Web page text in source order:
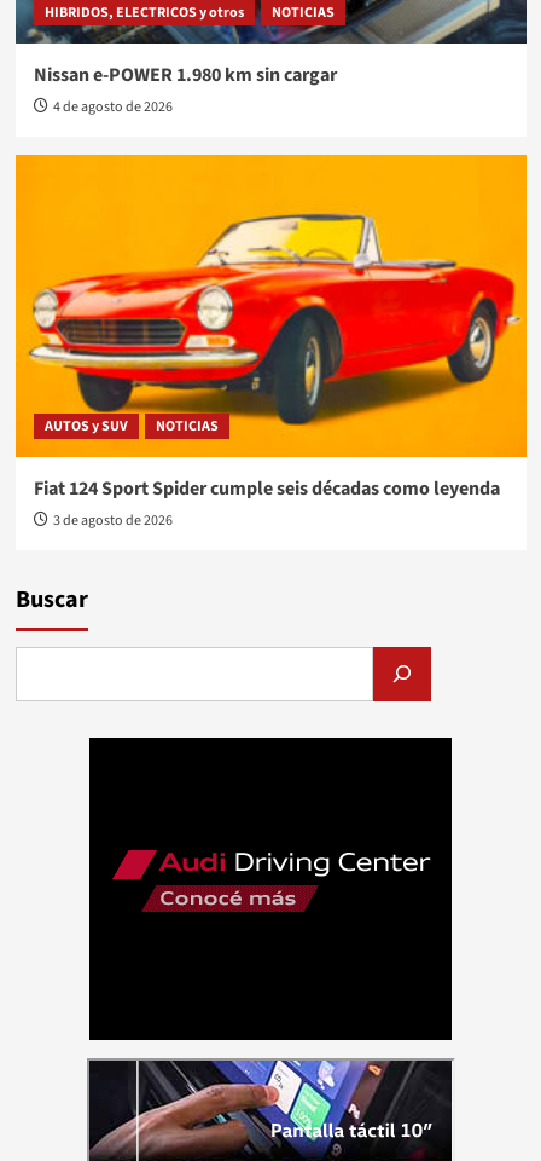
HIBRIDOS, ELECTRICOS y otros NOTICIAS
Nissan e-POWER 1.980 km sin cargar
4 de agosto de 2026
AUTOS y SUV NOTICIAS
Fiat 124 Sport Spider cumple seis décadas como leyenda
3 de agosto de 2026
Buscar